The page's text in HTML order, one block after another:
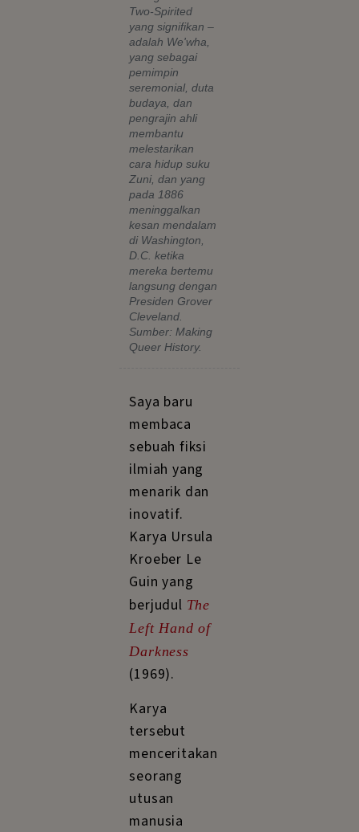
Two-Spirited
yang signifikan –
adalah We'wha,
yang sebagai
pemimpin
seremonial, duta
budaya, dan
pengrajin ahli
membantu
melestarikan
cara hidup suku
Zuni, dan yang
pada 1886
meninggalkan
kesan mendalam
di Washington,
D.C. ketika
mereka bertemu
langsung dengan
Presiden Grover
Cleveland.
Sumber: Making
Queer History.
Saya baru
membaca
sebuah fiksi
ilmiah yang
menarik dan
inovatif.
Karya Ursula
Kroeber Le
Guin yang
berjudul The
Left Hand of
Darkness
(1969).
Karya
tersebut
menceritakan
seorang
utusan
manusia